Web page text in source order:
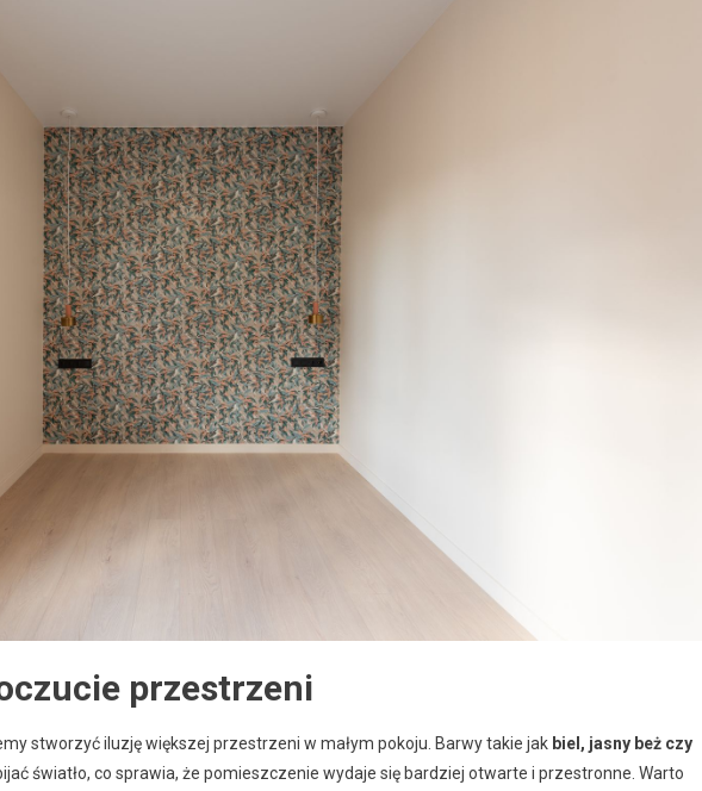
przestrzeni
stworzyć iluzję większej przestrzeni w małym pokoju. Barwy takie jak biel, jasny beż czy
światło, co sprawia, że pomieszczenie wydaje się bardziej otwarte i przestronne. Warto